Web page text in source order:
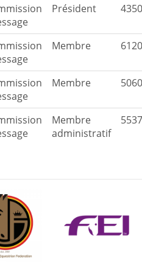
Président 4350
Membre 6120
Membre 5060
Membre
administratif
5537